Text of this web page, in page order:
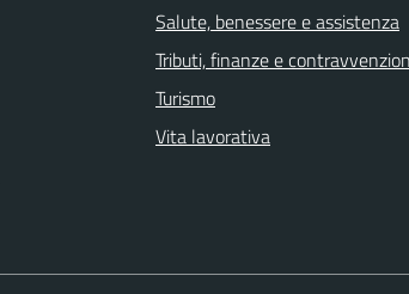
Salute, benessere e assistenza
Tributi, finanze e
Turismo
Vita lavorativa